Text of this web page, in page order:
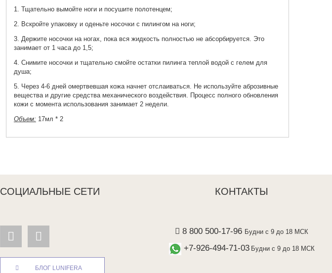
1. Тщательно вымойте ноги и посушите полотенцем;
2. Вскройте упаковку и оденьте носочки с пилингом на ноги;
3. Держите носочки на ногах, пока вся жидкость полностью не абсорбируется. Это
занимает от 1 часа до 1,5;
4. Снимите носочки и тщательно смойте остатки пилинга теплой водой с гелем для
душа;
5. Через 4-6 дней омертвевшая кожа начнет отслаиваться. Не используйте аброзивные
вещества и другие средства механического воздействия. Процесс полного обновления
кожи с момента использования занимает 2 недели.
Объем: 17мл * 2
СОЦИАЛЬНЫЕ СЕТИ КОНТАКТЫ
БЛОГ LUNIFERA
8 800 500-17-96 Будни с 9 до 18 МСК
+7-926-494-71-03 Будни с 9 до 18 МСК